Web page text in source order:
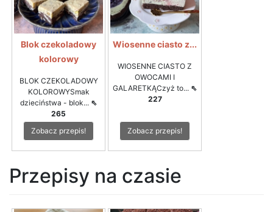
Blok czekoladowy
kolorowy
BLOK CZEKOLADOWY
KOLOROWYSmak
dzieciństwa - blok... ⇖
265
Zobacz przepis!
Wiosenne ciasto z...
WIOSENNE CIASTO Z
OWOCAMI I
GALARETKĄCzyż to... ⇖
227
Zobacz przepis!
Przepisy na czasie